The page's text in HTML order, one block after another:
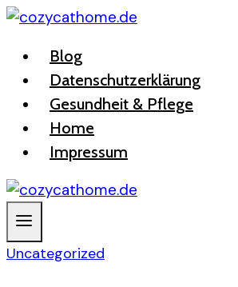
Zum
springenBlog
Datenschutzerklärung
Gesundheit & Pflege
Home
Impressum
Uncategorized